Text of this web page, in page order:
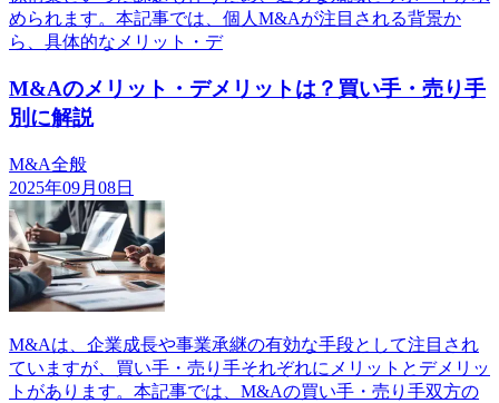
められます。本記事では、個人M&Aが注目される背景か
ら、具体的なメリット・デ
M&Aのメリット・デメリットは？買い手・売り手
別に解説
M&A全般
2025年09月08日
M&Aは、企業成長や事業承継の有効な手段として注目され
ていますが、買い手・売り手それぞれにメリットとデメリッ
トがあります。本記事では、M&Aの買い手・売り手双方の